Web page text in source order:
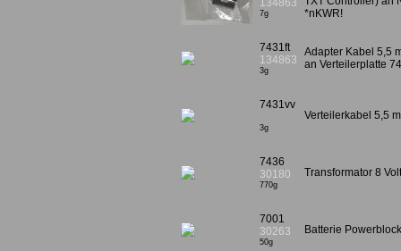
134863
7g
*nKWR!
7431ft
134863
3g
Adapter Kabel 5,5
an Verteilerplatte
7431vv
3g
Verteilerkabel 5,5
7436
30180
770g
Transformator 8
7001
30263
50g
Batterie